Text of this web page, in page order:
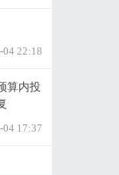
04 22:18
算内投
04 17:37